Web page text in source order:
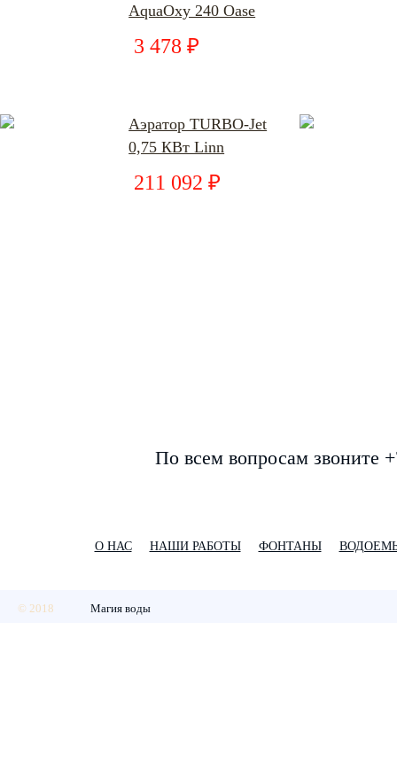
AquaOxy 240 Oase
3 478 ₽
Аэратор TURBO-Jet
0,75 КВт Linn
211 092 ₽
По всем вопросам звоните
О НАС НАШИ РАБОТЫ ФОНТАНЫ
© 2018 Магия воды